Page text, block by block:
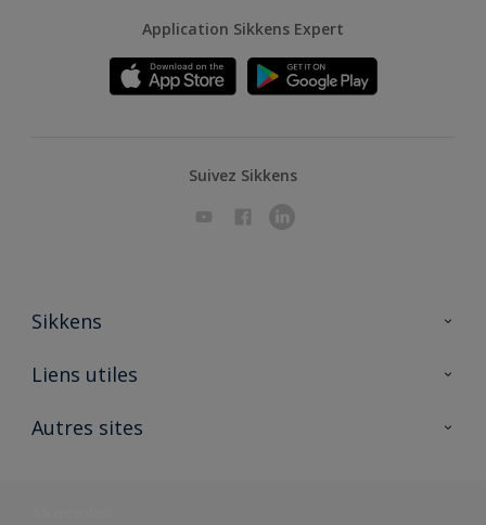
Application Sikkens Expert
Suivez Sikkens
Sikkens
A propos de Sikkens
Liens utiles
Ouvrir un magasin PASS
Autres sites